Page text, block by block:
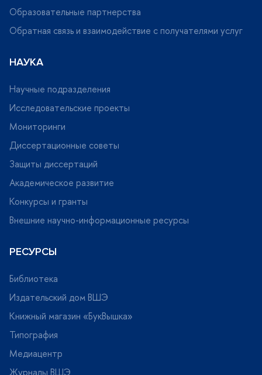
Образовательные партнерства
Обратная связь и взаимодействие с получателями услу
НАУКА
Научные подразделения
Исследовательские проекты
Мониторинги
Диссертационные советы
Защиты диссертаций
Академическое развитие
Конкурсы и гранты
нешние научно-информационные ресурсы
РЕСУРСЫ
Библиотека
Издательский дом ВШЭ
Книжный магазин «БукВышка»
Типография
Медиацентр
Журналы ВШЭ